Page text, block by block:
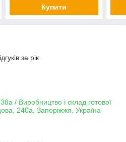
Купити
за рік
/ Виробництво і склад готової
240а, Запоріжжя, Україна